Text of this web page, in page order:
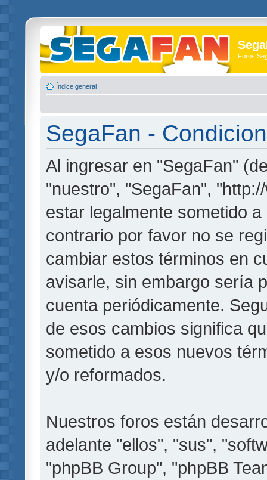
Foros
Índice general
SegaFan -
Al ingresar en "SegaFan"
"nuestro", "SegaFan",
estar legalmente sometido
contrario por favor no se
cambiar estos términos en
avisarle, sin embargo sería
cuenta periódicamente.
de esos cambios significa
sometido a esos nuevos
y/o reformados.
Nuestros foros están
adelante "ellos", "sus",
"phpBB Group", "phpBB